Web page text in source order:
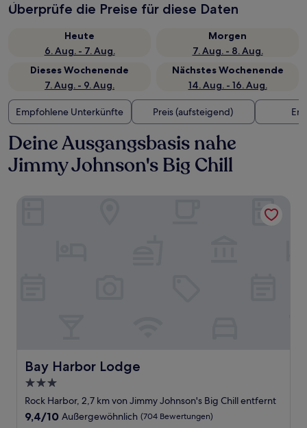
Überprüfe die Preise für diese Daten
Heute
6. Aug. - 7. Aug.
Morgen
7. Aug. - 8. Aug.
Dieses Wochenende
7. Aug. - 9. Aug.
Nächstes Wochenende
14. Aug. - 16. Aug.
Empfohlene Unterkünfte Preis (aufsteigend)
Deine Ausgangsbasis nahe
Jimmy Johnson's Big Chill
Bay Harbor Lodge
Bay Harbor Lodge
3.0-
Sterne-
Unterkunft
Rock Harbor, 2,7 km von Jimmy Johnson's Big Chill entfernt
9.4
9,4/10 Außergewöhnlich (704 Bewertungen)